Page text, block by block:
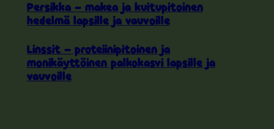
Persikka – makea ja kuitupitoinen
hedelmä lapsille ja vauvoille
Linssit – proteiinipitoinen ja
monikäyttöinen palkokasvi lapsille ja
vauvoille